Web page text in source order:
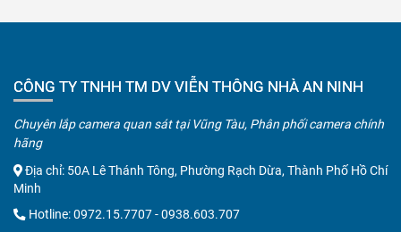
CÔNG TY TNHH TM DV VIỄN THÔNG NHÀ AN NINH
Chuyên lắp camera quan sát tại Vũng Tàu, Phân phối camera chính
hãng
Địa chỉ: 50A Lê Thánh Tông, Phường Rạch Dừa, Thành Phố Hồ Chí
Minh
Hotline:0972.15.7707-0938.603.707